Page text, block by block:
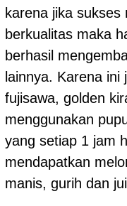
karena jika sukses
berkualitas maka
berhasil
lainnya. Karena
fujisawa, golden
menggunakan
yang setiap 1 jam
mendapatkan
manis, gurih dan